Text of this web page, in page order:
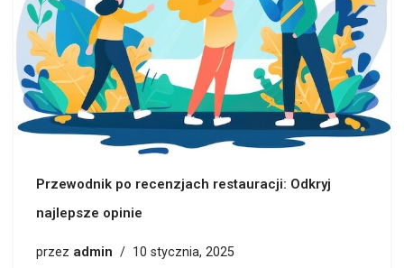
Przewodnik po recenzjach restauracji: Odkryj
najlepsze opinie
przez admin 10 stycznia, 2025